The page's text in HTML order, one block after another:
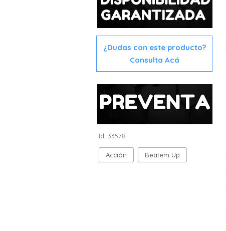
¿Dudas con este producto?
Consulta Acá
Id: 33578
Acción Beatem Up